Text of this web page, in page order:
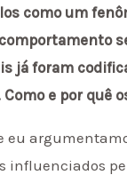
como um
já foram
e por quê
eu
influenciados